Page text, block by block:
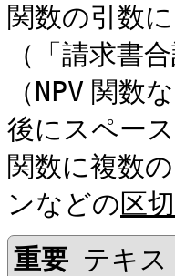
関数の引数に
（「請求書
（NPV 関数
後にスペー
関数に複数
ンなどの区
重要 テキ